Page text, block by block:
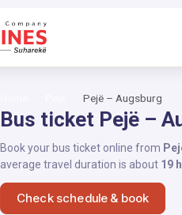
Pejë – Augsburg
Bus ticket Pejë –
Book your bus ticket online from
average travel duration is about 19
Check schedule & book